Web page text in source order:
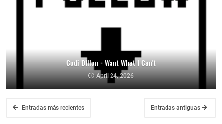
Codi DIllon - Want What I Can't
April 24, 2026
Entradas más recientes Entradas antiguas